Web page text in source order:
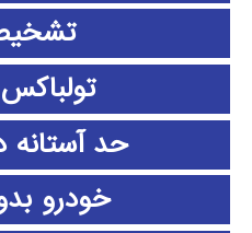
تولباکس WLAN
حد آستانه
خودرو